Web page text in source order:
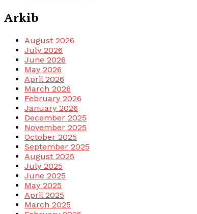
Arkib
August 2026
July 2026
June 2026
May 2026
April 2026
March 2026
February 2026
January 2026
December 2025
November 2025
October 2025
September 2025
August 2025
July 2025
June 2025
May 2025
April 2025
March 2025